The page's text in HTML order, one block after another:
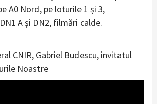
A0 Nord, pe loturile 1 și 3,
A și DN2, filmări calde.
CNIR, Gabriel Budescu, invitatul
Noastre